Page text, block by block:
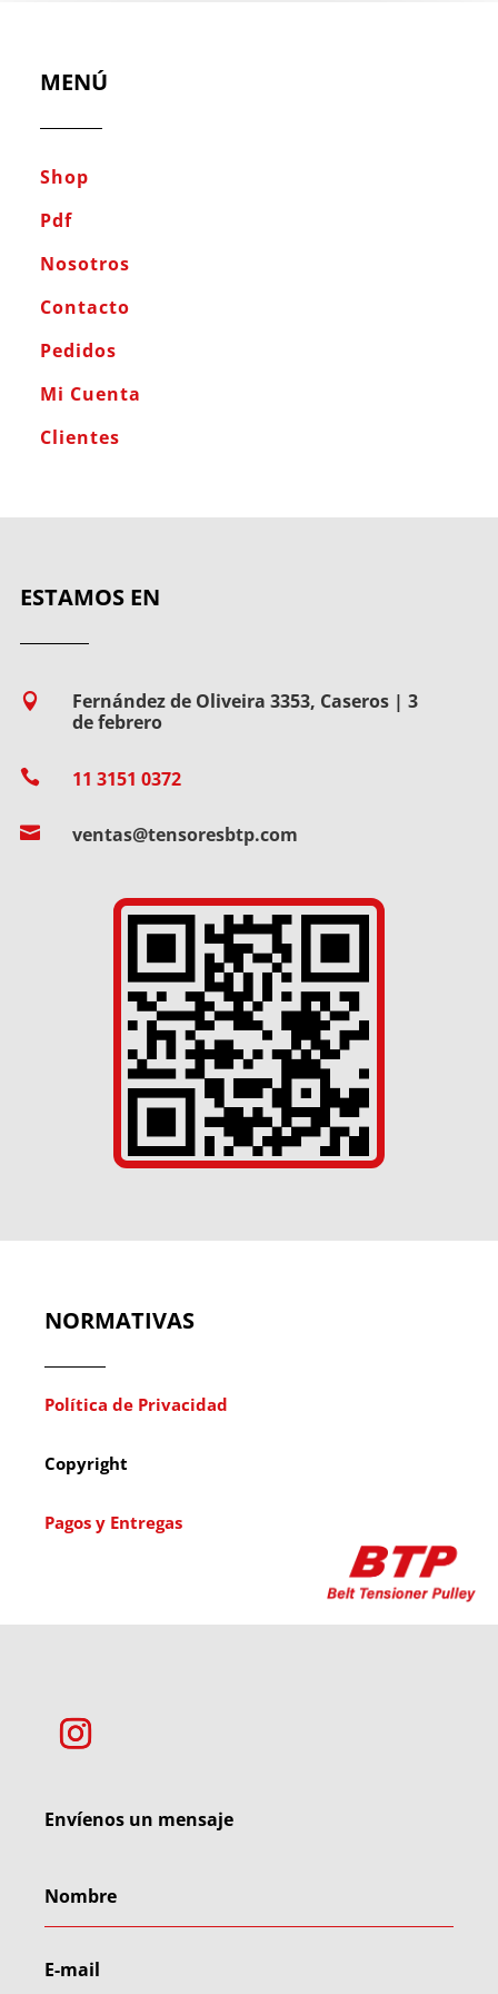
MENÚ
Shop
Pdf
Nosotros
Contacto
Pedidos
Mi Cuenta
Clientes
ESTAMOS EN

Fernández de Oliveira 3353, Caseros | 3
de febrero
 11 3151 0372
 ventas@tensoresbtp.com
NORMATIVAS
Política de Privacidad
Copyright
Pagos y Entregas
Envíenos un mensaje